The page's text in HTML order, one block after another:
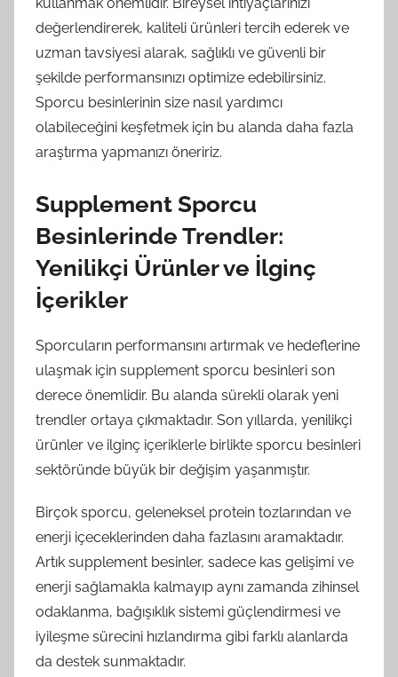
değerlendirerek, kaliteli ürünleri tercih ederek ve
uzman tavsiyesi alarak, sağlıklı ve güvenli bir
şekilde performansınızı optimize edebilirsiniz.
Sporcu besinlerinin size nasıl yardımcı
olabileceğini keşfetmek için bu alanda daha fazla
araştırma yapmanızı öneririz.
Supplement Sporcu
Besinlerinde Trendler:
Yenilikçi Ürünler ve İlginç
İçerikler
Sporcuların performansını artırmak ve hedeflerine
ulaşmak için supplement sporcu besinleri son
derece önemlidir. Bu alanda sürekli olarak yeni
trendler ortaya çıkmaktadır. Son yıllarda, yenilikçi
ürünler ve ilginç içeriklerle birlikte sporcu besinleri
sektöründe büyük bir değişim yaşanmıştır.
Birçok sporcu, geleneksel protein tozlarından ve
enerji içeceklerinden daha fazlasını aramaktadır.
Artık supplement besinler, sadece kas gelişimi ve
enerji sağlamakla kalmayıp aynı zamanda zihinsel
odaklanma, bağışıklık sistemi güçlendirmesi ve
iyileşme sürecini hızlandırma gibi farklı alanlarda
da destek sunmaktadır.